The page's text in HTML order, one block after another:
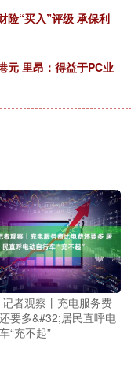
险“买入”评级 承保利
元 里昂：得益于PC业
记者观察丨充电服务费
要多&#32;居民直呼电
“充不起”